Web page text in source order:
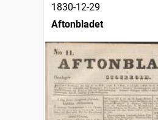
1830-12-29
Aftonbladet